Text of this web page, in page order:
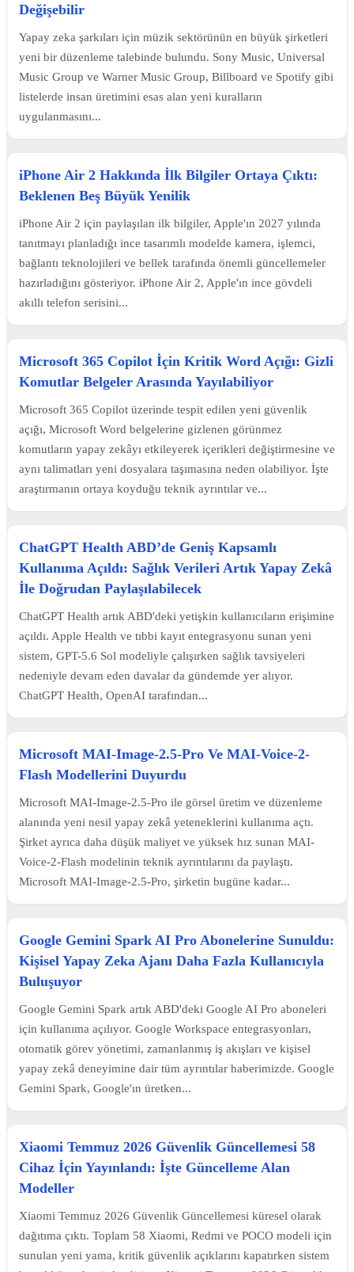
Değişebilir
Yapay zeka şarkıları için müzik sektörünün en büyük şirketleri
yeni bir düzenleme talebinde bulundu. Sony Music, Universal
Music Group ve Warner Music Group, Billboard ve Spotify gibi
listelerde insan üretimini esas alan yeni kuralların
uygulanmasını...
iPhone Air 2 Hakkında İlk Bilgiler Ortaya Çıktı:
Beklenen Beş Büyük Yenilik
iPhone Air 2 için paylaşılan ilk bilgiler, Apple'ın 2027 yılında
tanıtmayı planladığı ince tasarımlı modelde kamera, işlemci,
bağlantı teknolojileri ve bellek tarafında önemli güncellemeler
hazırladığını gösteriyor. iPhone Air 2, Apple'ın ince gövdeli
akıllı telefon serisini...
Microsoft 365 Copilot İçin Kritik Word Açığı: Gizli
Komutlar Belgeler Arasında Yayılabiliyor
Microsoft 365 Copilot üzerinde tespit edilen yeni güvenlik
açığı, Microsoft Word belgelerine gizlenen görünmez
komutların yapay zekâyı etkileyerek içerikleri değiştirmesine ve
aynı talimatları yeni dosyalara taşımasına neden olabiliyor. İşte
araştırmanın ortaya koyduğu teknik ayrıntılar ve...
ChatGPT Health ABD’de Geniş Kapsamlı
Kullanıma Açıldı: Sağlık Verileri Artık Yapay Zekâ
İle Doğrudan Paylaşılabilecek
ChatGPT Health artık ABD'deki yetişkin kullanıcıların erişimine
açıldı. Apple Health ve tıbbi kayıt entegrasyonu sunan yeni
sistem, GPT-5.6 Sol modeliyle çalışırken sağlık tavsiyeleri
nedeniyle devam eden davalar da gündemde yer alıyor.
ChatGPT Health, OpenAI tarafından...
Microsoft MAI-Image-2.5-Pro Ve MAI-Voice-2-
Flash Modellerini Duyurdu
Microsoft MAI-Image-2.5-Pro ile görsel üretim ve düzenleme
alanında yeni nesil yapay zekâ yeteneklerini kullanıma açtı.
Şirket ayrıca daha düşük maliyet ve yüksek hız sunan MAI-
Voice-2-Flash modelinin teknik ayrıntılarını da paylaştı.
Microsoft MAI-Image-2.5-Pro, şirketin bugüne kadar...
Google Gemini Spark AI Pro Abonelerine Sunuldu:
Kişisel Yapay Zeka Ajanı Daha Fazla Kullanıcıyla
Buluşuyor
Google Gemini Spark artık ABD'deki Google AI Pro aboneleri
için kullanıma açılıyor. Google Workspace entegrasyonları,
otomatik görev yönetimi, zamanlanmış iş akışları ve kişisel
yapay zekâ deneyimine dair tüm ayrıntılar haberimizde. Google
Gemini Spark, Google'ın üretken...
Xiaomi Temmuz 2026 Güvenlik Güncellemesi 58
Cihaz İçin Yayınlandı: İşte Güncelleme Alan
Modeller
Xiaomi Temmuz 2026 Güvenlik Güncellemesi küresel olarak
dağıtıma çıktı. Toplam 58 Xiaomi, Redmi ve POCO modeli için
sunulan yeni yama, kritik güvenlik açıklarını kapatırken sistem